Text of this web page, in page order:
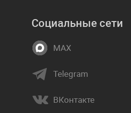
Социальные сети
MAX
Telegram
ВКонтакте